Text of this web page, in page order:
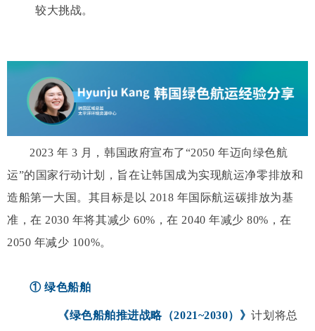
较大挑战。
2023 年 3 月，韩国政府宣布了“2050 年迈向绿色航
运”的国家行动计划，旨在让韩国成为实现航运净零排放和
造船第一大国。其目标是以 2018 年国际航运碳排放为基
准，在 2030 年将其减少 60%，在 2040 年减少 80%，在
2050 年减少 100%。
① 绿色船舶
《绿色船舶推进战略（2021~2030）》计划将总